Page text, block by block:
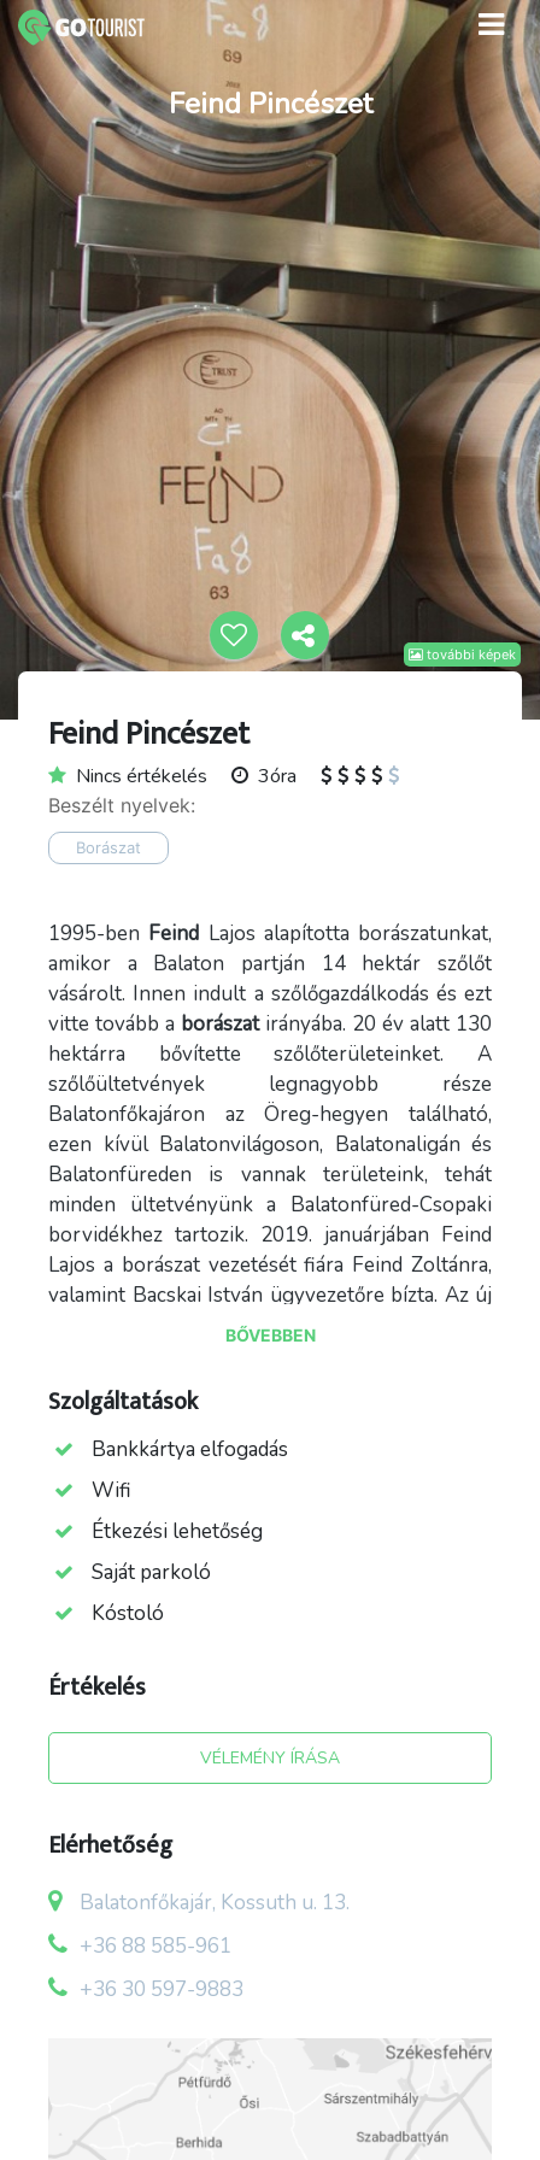
további képek
Feind Pincészet
Feind Pincészet
Nincs értékelés 3óra
Beszélt nyelvek:
Borászat
1995-ben Feind Lajos alapította borászatunkat,
amikor a Balaton partján 14 hektár szőlőt
vásárolt. Innen indult a szőlőgazdálkodás és ezt
vitte tovább a borászatirányába. 20 év alatt 130
hektárra bővítette szőlőterületeinket. A
szőlőültetvények legnagyobb része
Balatonfőkajáron az Öreg-hegyen található,
ezen kívül Balatonvilágoson, Balatonaligán és
Balatonfüreden is vannak területeink, tehát
minden ültetvényünk a Balatonfüred-Csopaki
borvidékhez tartozik. 2019. januárjában Feind
Lajos a borászat vezetését fiára Feind Zoltánra,
valamint Bacskai István ügyvezetőre bízta. Az új
vezetők megítélése szerint a borászati üzem már
határában egy 2 000 m2-es borászati üzemet
álmodtak meg. Ez egy komplett beruházás volt,
tehát a szőlőfeldolgozástól, a présekig, a
palackozó üzemen át ma már minden egy helyen
található. 130 hektáron 20 féle szőlőfajtával
dolgozunk, tehát széles a választék.
Előzetes bejelentkezés szükséges!!
BŐVEBBEN
Szolgáltatások
Bankkártya elfogadás
Wifi
Étkezési lehetőség
Saját parkoló
Kóstoló
Értékelés
VÉLEMÉNY ÍRÁSA
Elérhetőség
Balatonfőkajár, Kossuth u. 13.
+36 88 585-961
+36 30 597-9883